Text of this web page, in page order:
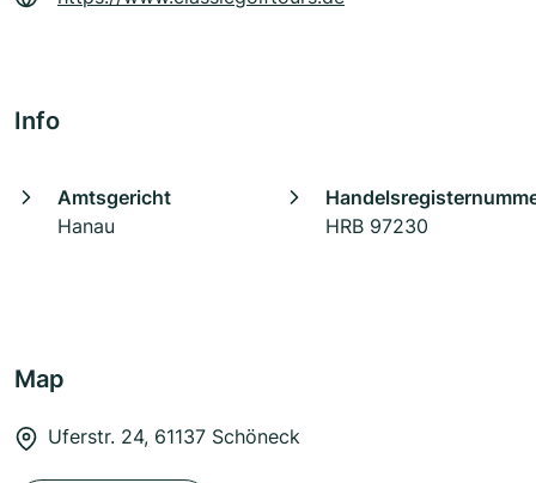
Info
Amtsgericht
Hanau
HRB 97230
Map
Uferstr. 24, 61137 Schöneck